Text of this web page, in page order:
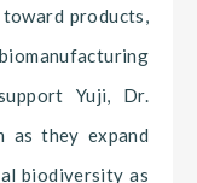
products,
Yuji, Dr.
as they expand
biodiversity as